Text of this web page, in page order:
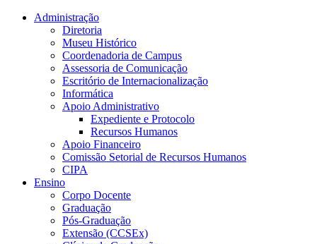
Conteúdo principal Menu principal
Administração
Diretoria
Museu Histórico
Coordenadoria de Campus
Assessoria de Comunicação
Escritório de Internacionalização
Informática
Apoio Administrativo
Expediente e Protocolo
Recursos Humanos
Apoio Financeiro
Comissão Setorial de Recursos Humanos
CIPA
Ensino
Corpo Docente
Graduação
Pós-Graduação
Extensão (CCSEx)